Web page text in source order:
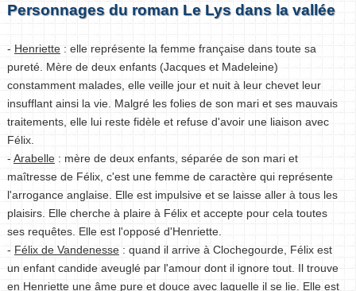
Personnages du roman Le Lys dans la vallée
- Henriette : elle représente la femme française dans toute sa
pureté. Mère de deux enfants (Jacques et Madeleine)
constamment malades, elle veille jour et nuit à leur chevet leur
insufflant ainsi la vie. Malgré les folies de son mari et ses mauvais
traitements, elle lui reste fidèle et refuse d'avoir une liaison avec
Félix.
- Arabelle : mère de deux enfants, séparée de son mari et
maîtresse de Félix, c'est une femme de caractère qui représente
l'arrogance anglaise. Elle est impulsive et se laisse aller à tous les
plaisirs. Elle cherche à plaire à Félix et accepte pour cela toutes
ses requêtes. Elle est l'opposé d'Henriette.
- Félix de Vandenesse : quand il arrive à Clochegourde, Félix est
un enfant candide aveuglé par l'amour dont il ignore tout. Il trouve
en Henriette une âme pure et douce avec laquelle il se lie. Elle est